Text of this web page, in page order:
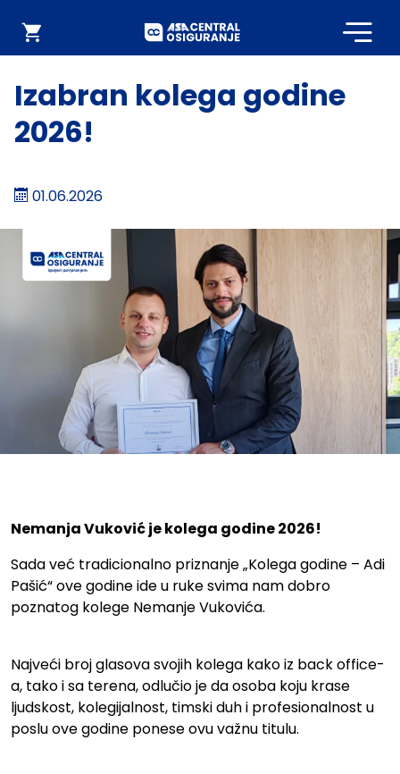
Webshop
Izabran kolega godine
2026!
01.06.2026
Izabran kolega godine 2026!
Nemanja Vuković je kolega godine 2026!
Sada već tradicionalno priznanje „Kolega godine – Adi
Pašić“ ove godine ide u ruke svima nam dobro
poznatog kolege Nemanje Vukovića.
Najveći broj glasova svojih kolega kako iz back office-
a, tako i sa terena, odlučio je da osoba koju krase
ljudskost, kolegijalnost, timski duh i profesionalnost u
poslu ove godine ponese ovu važnu titulu.